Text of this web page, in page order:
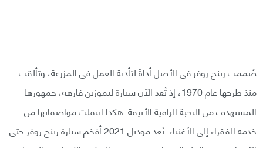
صُممت رينج روفر في الأصل أداةً لتأدية العمل في المزرعة، وتألقت
منذ طرحها عام 1970، إذ تُعد الآن سيارة ليموزين فارهة، جمهورها
المستهدف من النخبة الراقية الأنيقة. هكذا انتقلت مواصفاتها من
خدمة الفقراء إلى الأغنياء. يُعد موديل 2021 أفخم سيارة رينج روفر حتى